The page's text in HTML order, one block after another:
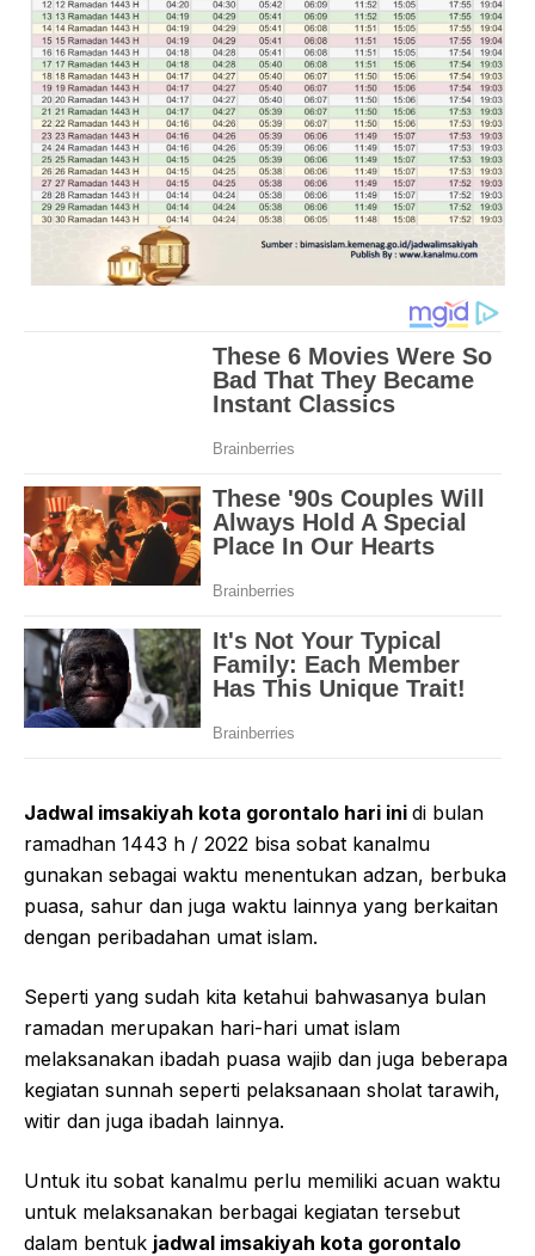
Jadwal imsakiyah kota gorontalo hari ini di bulan
ramadhan 1443 h / 2022 bisa sobat kanalmu
gunakan sebagai waktu menentukan adzan, berbuka
puasa, sahur dan juga waktu lainnya yang berkaitan
dengan peribadahan umat islam.
Seperti yang sudah kita ketahui bahwasanya bulan
ramadan merupakan hari-hari umat islam
melaksanakan ibadah puasa wajib dan juga beberapa
kegiatan sunnah seperti pelaksanaan sholat tarawih,
witir dan juga ibadah lainnya.
Untuk itu sobat kanalmu perlu memiliki acuan waktu
untuk melaksanakan berbagai kegiatan tersebut
dalam bentuk jadwal imsakiyah kota gorontalo